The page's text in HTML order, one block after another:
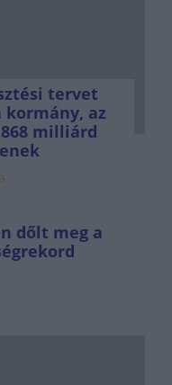
tervet
kormány, az
868 milliárd
dőlt meg a